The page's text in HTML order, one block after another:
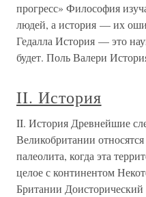
прогресс» Философия
людей, а история — их
Гедалла История — это
будет. Поль Валери
II. История
II. История Древнейшие
Великобритании
палеолита, когда эта
целое с континентом
Британии